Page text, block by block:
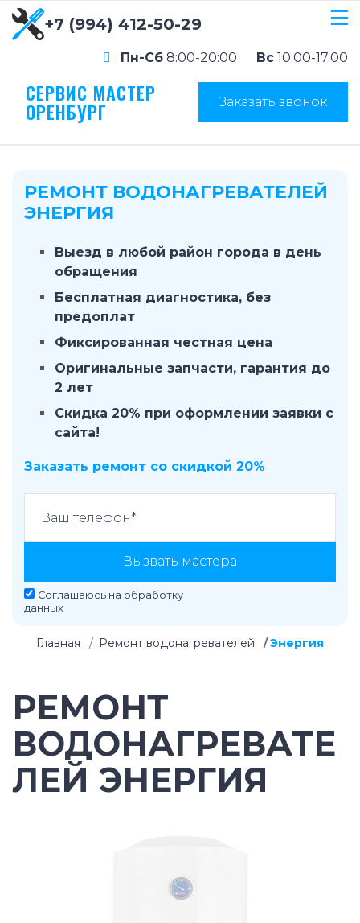
+7 (994) 412-50-29
Пн-Сб 8:00-20:00 Вс 10:00-17.00
СЕРВИС МАСТЕР
ОРЕНБУРГ Заказать звонок
РЕМОНТ ВОДОНАГРЕВАТЕЛЕЙ
ЭНЕРГИЯ
Выезд в любой район города в день
обращения
Бесплатная диагностика, без
предоплат
Фиксированная честная цена
Оригинальные запчасти, гарантия до
2 лет
Скидка 20% при оформлении заявки с
сайта!
Заказать ремонт со скидкой 20%
Вызвать мастера
Соглашаюсь на обработку
данных
Главная Ремонт водонагревателей Энергия
РЕМОНТ
ВОДОНАГРЕВАТЕ
ЛЕЙ ЭНЕРГИЯ